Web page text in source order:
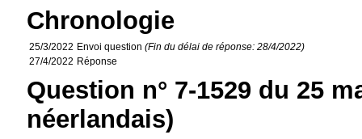
Chronologie
25/3/2022 Envoi question(Fin du délai de réponse: 28/4/2022)
27/4/2022 Réponse
Question n° 7-1529 du 25
néerlandais)